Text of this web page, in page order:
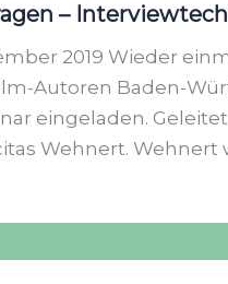
–
2019 Wieder
Autoren Baden-
eingeladen.
Wehnert. Wehnert